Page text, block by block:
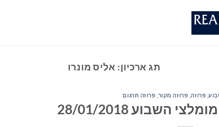
תג ארכיון: אליס מונרו
, פרוזה, פרוזה מקור פרוזה תרגום
השבוע 28/01/2018